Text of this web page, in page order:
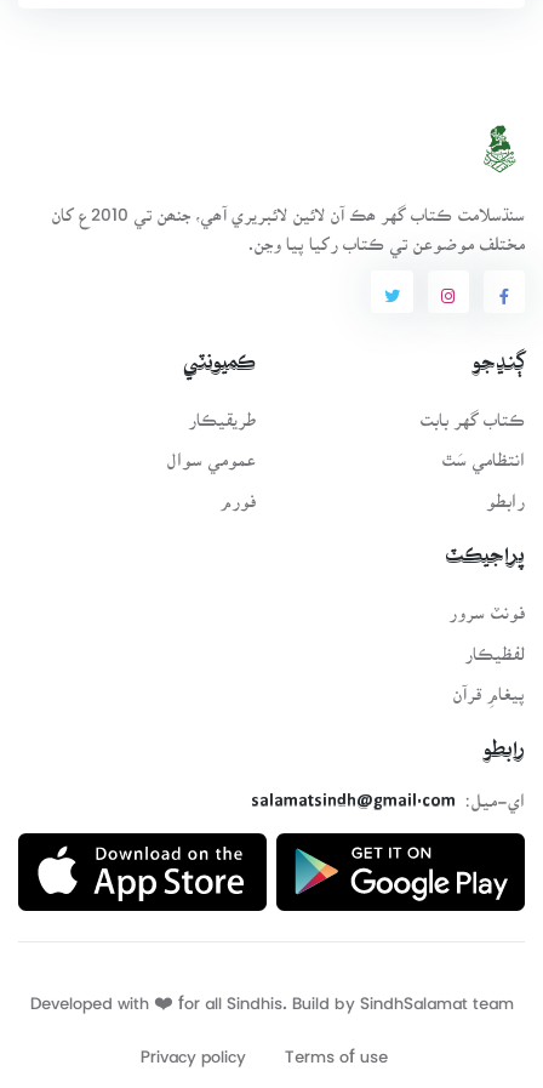
سنڌسلامت ڪتاب گهر ھڪ آن لائين لائبريري آھي، جنھن تي 2010ع کان
مختلف موضوعن تي ڪتاب رکيا پيا وڃن.
ڳنڍجو
ڪتاب گهر بابت
انتظامي سَٿ
رابطو
ڪميونٽي
طريقيڪار
عمومي سوال
فورم
پراجيڪٽ
فونٽ سرور
لفظيڪار
پيغامِ قرآن
رابطو
اي-ميل:
salamatsindh@gmail.com
Developed with ❤️ for all Sindhis. Build by SindhSalamat
Terms of use
Privacy policy